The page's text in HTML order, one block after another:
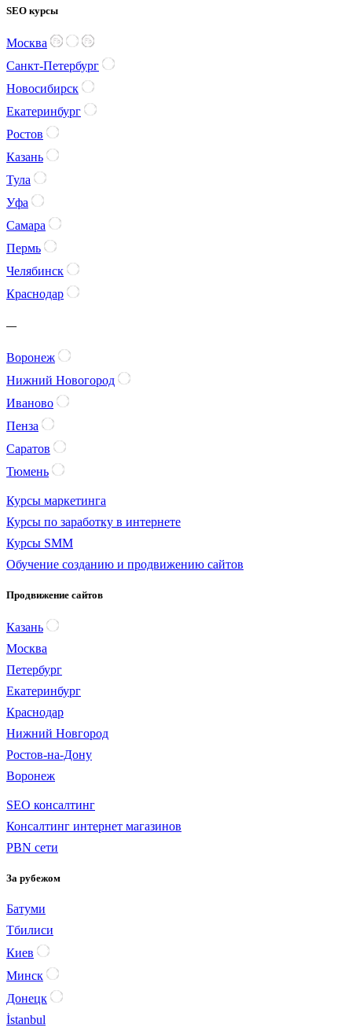
SEO курсы
Москва
Санкт-Петербург
Новосибирск
Екатеринбург
Ростов
Казань
Тула
Уфа
Самара
Пермь
Челябинск
Краснодар
—
Воронеж
Нижний Новогород
Иваново
Пенза
Саратов
Тюмень
Курсы маркетинга
Курсы по заработку в интернете
Курсы SMM
Обучение созданию и продвижению сайтов
Продвижение сайтов
Казань
Москва
Петербург
Екатеринбург
Краснодар
Нижний Новгород
Ростов-на-Дону
Воронеж
SEO консалтинг
Консалтинг интернет магазинов
PBN сети
За рубежом
Батуми
Тбилиси
Киев
Минск
Донецк
İstanbul